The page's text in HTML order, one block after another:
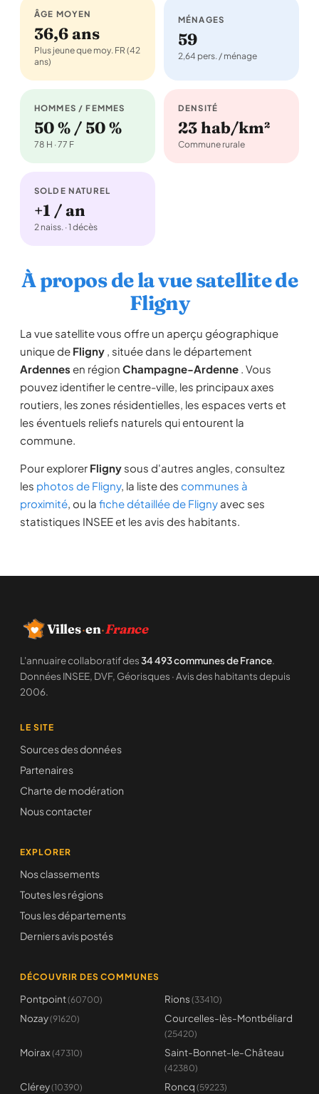
ÂGE MOYEN
36,6 ans
Plus jeune que moy. FR (42
ans)
MÉNAGES
59
2,64 pers. / ménage
HOMMES / FEMMES
50 % / 50 %
78 H · 77 F
DENSITÉ
23 hab/km²
Commune rurale
SOLDE NATUREL
+1 / an
2 naiss. · 1 décès
À propos de la vue satellite de
Fligny
La vue satellite vous offre un aperçu géographique
unique de Fligny , située dans le département
Ardennes en région Champagne-Ardenne . Vous
pouvez identifier le centre-ville, les principaux axes
routiers, les zones résidentielles, les espaces verts et
les éventuels reliefs naturels qui entourent la
commune.
Pour explorer Fligny sous d'autres angles, consultez
les photos de Fligny, la liste des communes à
proximité, ou la fiche détaillée de Fligny avec ses
statistiques INSEE et les avis des habitants.
Villes·en·France
L'annuaire collaboratif des34 493 communes de France.
Données INSEE, DVF, Géorisques · Avis des habitants depuis
2006.
LE SITE
Sources des données
Partenaires
Charte de modération
Nous contacter
EXPLORER
Nos classements
Toutes les régions
Tous les départements
Derniers avis postés
DÉCOUVRIR DES COMMUNES
Pontpoint(60700) Rions (33410)
Nozay(91620) Courcelles-lès-Montbéliard
(25420)
Moirax (47310) Saint-Bonnet-le-Château
(42380)
Clérey(10390) Roncq (59223)